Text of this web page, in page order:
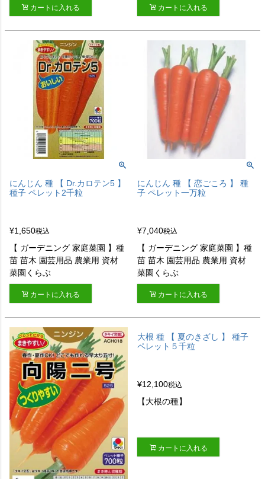
カートに入れる カートに入れる
にんじん 種 【 Dr.カロテン5 】
種子 ペレット2千粒
¥1,650税込
【 ガーデニング 家庭菜園 】種
苗 苗木 園芸用品 農業用 資材
菜園くらぶ
カートに入れる
にんじん 種 【 恋ごころ 】 種
子 ペレット一万粒
¥7,040税込
【 ガーデニング 家庭菜園 】種
苗 苗木 園芸用品 農業用 資材
菜園くらぶ
カートに入れる
大根 種 【 夏のきざし 】 種子
ペレット５千粒
¥12,100税込
【大根の種】
カートに入れる